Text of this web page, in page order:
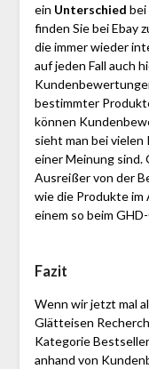
ein Unterschied bei
finden Sie bei Ebay
die immer wieder
auf jeden Fall auch
bestimmter
können
sieht man bei
einer Meinung sind.
Ausreißer von der
wie die Produkte im
einem so beim
Fazit
Wenn wir jetzt mal
Glätteisen
Kategorie
anhand von